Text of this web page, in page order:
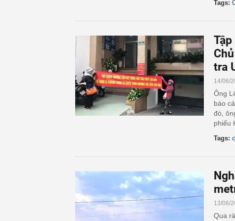
Tags:
tra
14/06/
Ông
báo
đó,
phiếu
Tags:
13/06/
Qua